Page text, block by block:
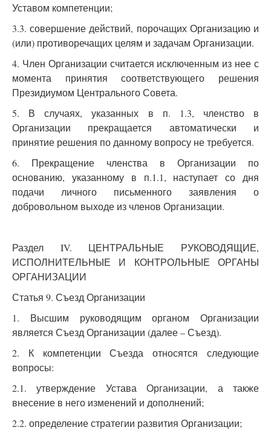
Уставом компетенции;
3.3. совершение действий, порочащих Организацию и
(или) противоречащих целям и задачам Организации.
4. Член Организации считается исключенным из нее с
момента принятия соответствующего решения
Президиумом Центрального Совета.
5. В случаях, указанных в п. 1.3, членство в
Организации прекращается автоматически и
принятие решения по данному вопросу не требуется.
6. Прекращение членства в Организации по
основанию, указанному в п.1.1, наступает со дня
подачи личного письменного заявления о
добровольном выходе из членов Организации.
Раздел IV. ЦЕНТРАЛЬНЫЕ РУКОВОДЯЩИЕ,
ИСПОЛНИТЕЛЬНЫЕ И КОНТРОЛЬНЫЕ ОРГАНЫ
ОРГАНИЗАЦИИ
Статья 9. Съезд Организации
1. Высшим руководящим органом Организации
является Съезд Организации (далее – Съезд).
2. К компетенции Съезда относятся следующие
вопросы:
2.1. утверждение Устава Организации, а также
внесение в него изменений и дополнений;
2.2. определение стратегии развития Организации;